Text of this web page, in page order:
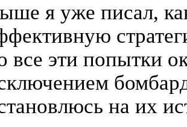
я уже писал,
все эти попытки
на их